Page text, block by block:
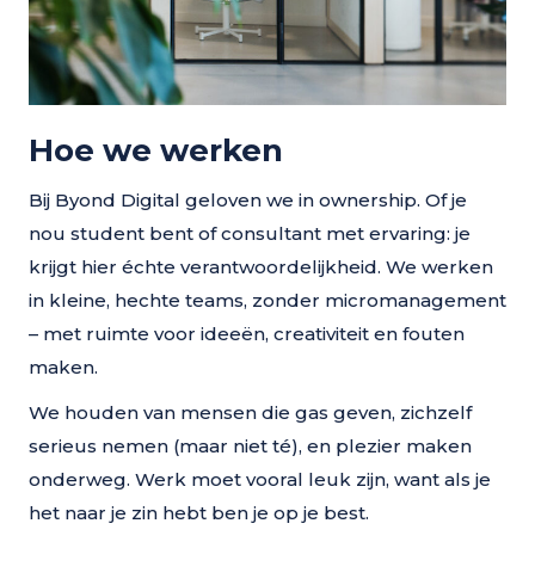
Hoe we werken
Bij Byond Digital geloven we in ownership. Of je
nou student bent of consultant met ervaring: je
krijgt hier échte verantwoordelijkheid. We werken
in kleine, hechte teams, zonder micromanagement
– met ruimte voor ideeën, creativiteit en fouten
maken.
We houden van mensen die gas geven, zichzelf
serieus nemen (maar niet té), en plezier maken
onderweg. Werk moet vooral leuk zijn, want als je
het naar je zin hebt ben je op je best.